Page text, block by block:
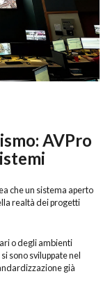
AVPro
che un sistema aperto
realtà dei progetti
o degli ambienti
sono sviluppate nel
già